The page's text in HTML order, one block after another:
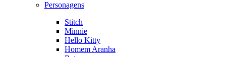
Personagens
Stitch
Minnie
Hello Kitty
Homem Aranha